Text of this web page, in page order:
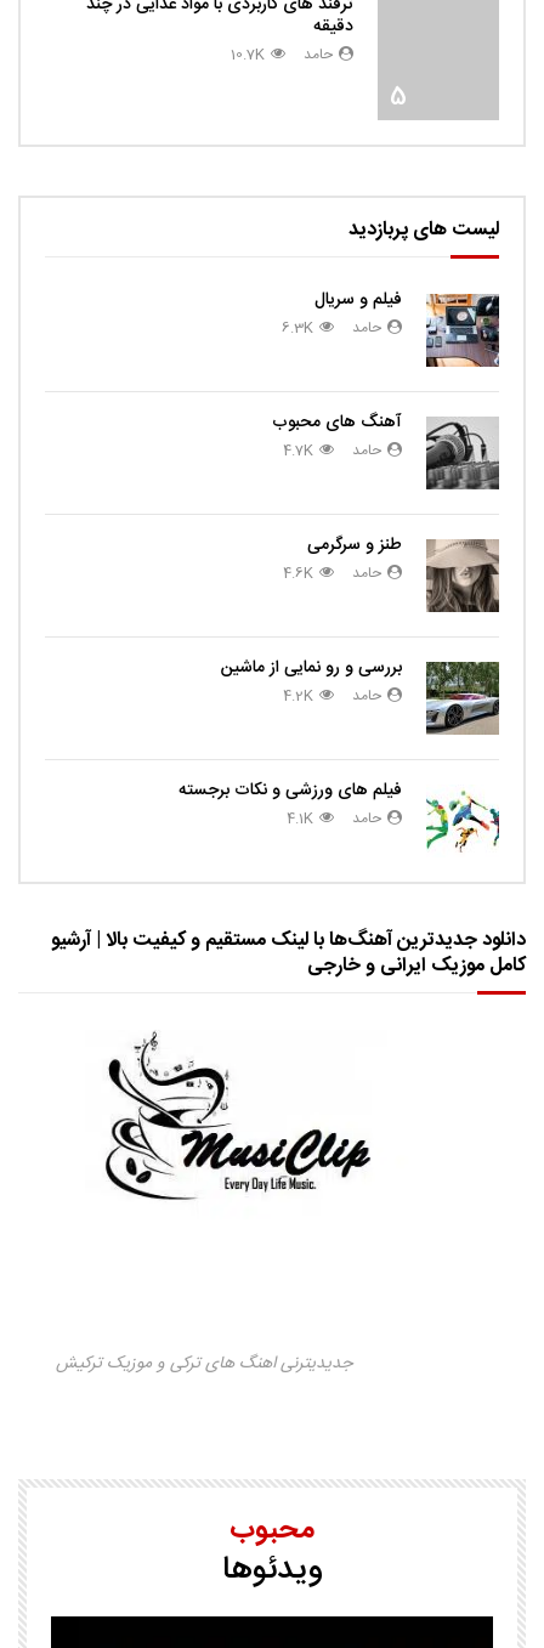
5
دقیقه
حامد 10.7K
لیست های پربازدید
فیلم و سریال
حامد 6.3K
آهنگ های محبوب
حامد 4.7K
طنز و سرگرمی
حامد 4.6K
بررسی و رو نمایی از ماشین
حامد 4.2K
فیلم های ورزشی و نکات برجسته
حامد 4.1K
دانلود جدیدترین آهنگ‌ها با لینک مستقیم و کیفیت بالا | آرشیو
کامل موزیک ایرانی و خارجی
جدیدیترنی اهنگ های ترکی و موزیک ترکیش
محبوب
ویدئوها